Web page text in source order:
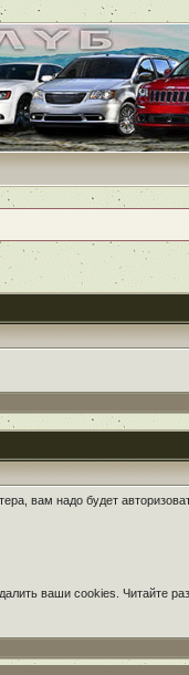
вам надо будет
ваши cookies. Читайте